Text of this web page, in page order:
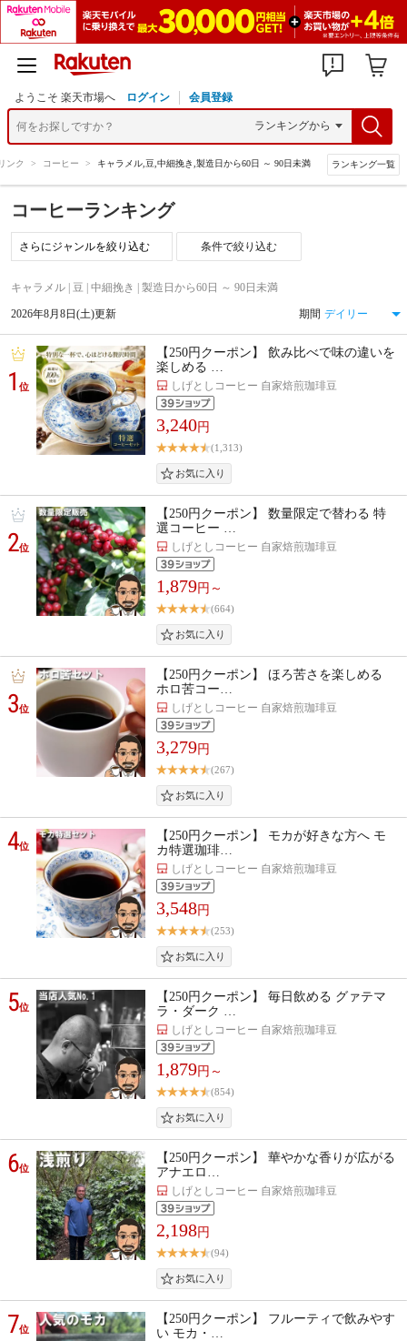
ようこそ 楽天市場へ ログイン 会員登録
ンク > コーヒー > キャラメル,豆,中細挽き,製造日から60日 ～ 90日未満 ランキング一覧
コーヒーランキング
条件で絞り込む
キャラメル | 豆 | 中細挽き | 製造日から60日 ～ 90日未満
2026年8月8日(土)更新 期間
1位
【250円クーポン】 飲み比べで味の違いを
楽しめる …
しげとしコーヒー 自家焙煎珈琲豆
3,240円
(1,313)
2位
【250円クーポン】 数量限定で替わる 特
選コーヒー …
しげとしコーヒー 自家焙煎珈琲豆
1,879円～
(664)
3位
【250円クーポン】 ほろ苦さを楽しめる
ホロ苦コー…
しげとしコーヒー 自家焙煎珈琲豆
3,279円
(267)
4位
【250円クーポン】 モカが好きな方へ モ
カ特選珈琲…
しげとしコーヒー 自家焙煎珈琲豆
3,548円
(253)
5位
【250円クーポン】 毎日飲める グァテマ
ラ・ダーク …
しげとしコーヒー 自家焙煎珈琲豆
1,879円～
(854)
6位
【250円クーポン】 華やかな香りが広がる
アナエロ…
しげとしコーヒー 自家焙煎珈琲豆
2,198円
(94)
7位
【250円クーポン】 フルーティで飲みやす
い モカ・…